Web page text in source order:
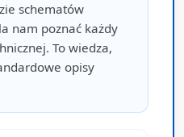
schematów
nam poznać każdy
To wiedza,
opisy